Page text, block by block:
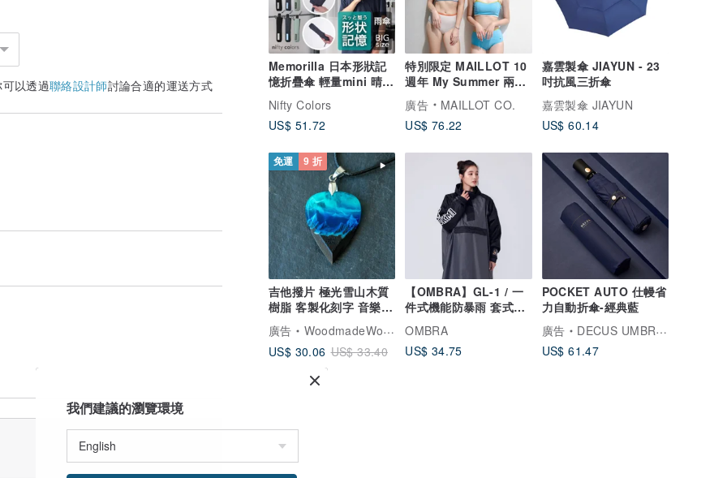
Memorilla 日本形狀記
憶折疊傘 輕量mini 晴雨
遮・一鍵自動開合
Nifty Colors
US$ 51.72
特別限定 MAILLOT 10
週年 My Summer 兩截
式泳衣
廣告
MAILLOT CO.
US$ 76.22
嘉雲製傘 JIAYUN - 23
吋抗風三折傘
嘉雲製傘 JIAYUN
US$ 60.14
免運 9 折
吉他撥片 極光雪山木質
樹脂 客製化刻字 音樂家
禮物
廣告
WoodmadeWonderwood
US$ 30.06 US$ 33.40
【OMBRA】GL-1 / 一
件式機能防暴雨 套式雨
衣 戴安全帽可穿脫
OMBRA
US$ 34.75
POCKET AUTO 仕幔省
力自動折傘-經典藍
廣告
DECUS UMBRELLA
US$ 61.47
以透過聯絡設計師討論合適的運送方式
我們建議的瀏覽環境